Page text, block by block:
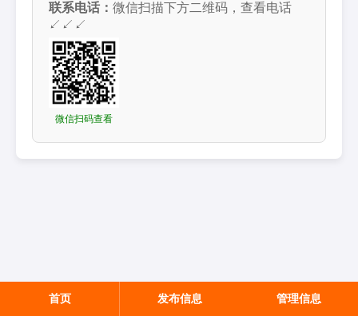
联系电话： 微信扫描下方二维码，查看电话
↙↙↙
微信扫码查看
首页 发布信息 管理信息